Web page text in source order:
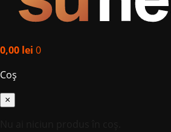
0,00 lei 0
Coș
×